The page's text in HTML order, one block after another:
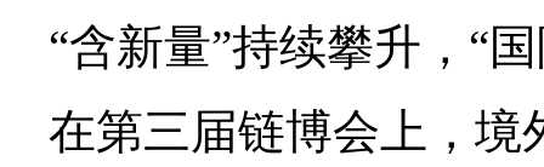
“含新量”持续攀升，“
在第三届链博会上，境